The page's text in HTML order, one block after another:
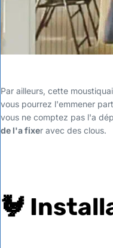
Par ailleurs, cette
vous pourrez l'emmener
vous ne comptez pas l'a
de l'a fixer avec des clous.
🐓